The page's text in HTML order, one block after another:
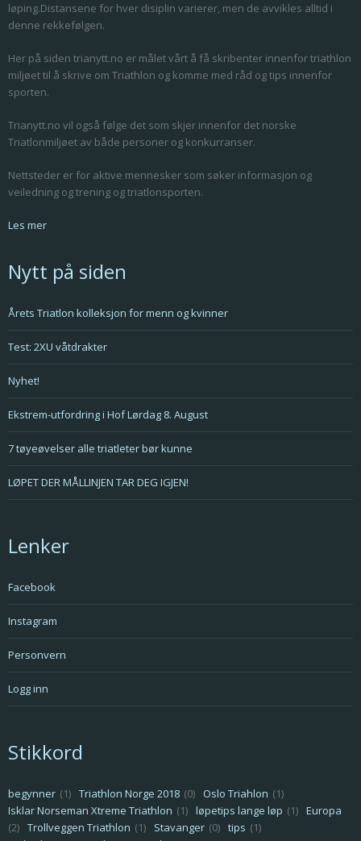
løping.Distansene for hver disiplin varierer, men de avvikles alltid i
denne rekkefølgen.
Her på siden trianytt.no er målet vårt å få skribenter innenfor triathlon
miljøet til å skrive om Triathlon og komme med råd og tips innenfor
sporten.
Trianytt.no vil også følge det som skjer innenfor det norske
Triatlonmiljøet av både personer og konkurranser.
Nettsteder er for aktive mennesker som søker informasjon og
veiledning og trening og triatlonsporten.
Les mer
Nytt på siden
Årets Triatlon kolleksjon for menn og kvinner
Test: 2XU våtdrakter
Nyhet!
Ekstrem-utfordring i Hof Lørdag 8. August
7 tøyeøvelser alle triatleter bør kunne
LØPET DER MÅLLINJEN TAR DEG IGJEN!
Lenker
Facebook
Instagram
Personvern
Logg inn
Stikkord
begynner (1) Triathlon Norge 2018 (0) Oslo Triahlon (1)
Isklar Norseman Xtreme Triathlon (1) løpetips lange løp (1) Europa
(2) Trollveggen Triathlon (1) Stavanger (0) tips (1)